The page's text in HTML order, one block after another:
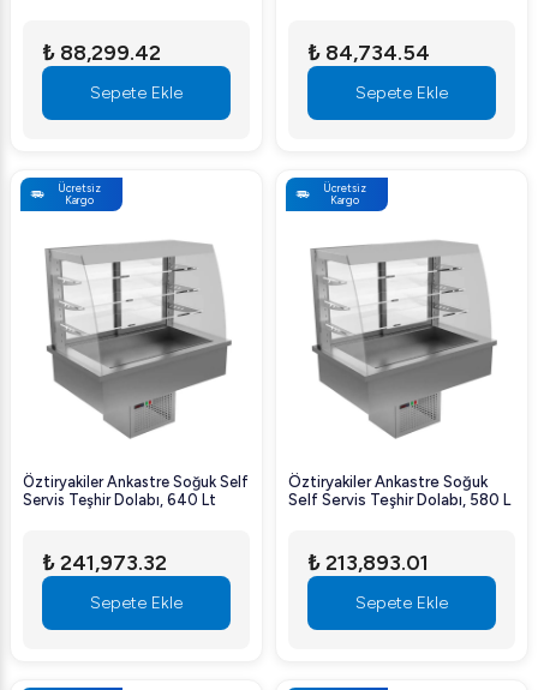
₺ 88,299.42
Sepete Ekle
₺ 84,734.54
Sepete Ekle
Ücretsiz
Kargo
Öztiryakiler Ankastre Soğuk Self
Servis Teşhir Dolabı, 640 Lt
₺ 241,973.32
Sepete Ekle
Ücretsiz
Kargo
Öztiryakiler Ankastre Soğuk
Self Servis Teşhir Dolabı, 580 L
₺ 213,893.01
Sepete Ekle